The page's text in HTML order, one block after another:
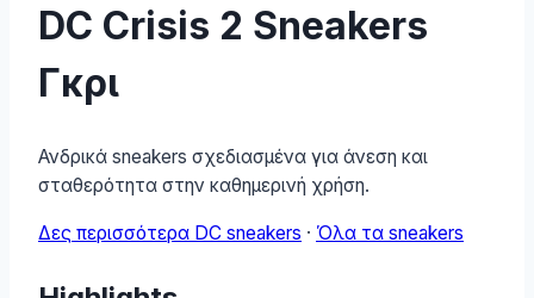
DC Crisis 2 Sneakers
Γκρι
Ανδρικά sneakers σχεδιασμένα για άνεση και
σταθερότητα στην καθημερινή χρήση.
Δες περισσότερα DC sneakers · Όλα τα sneakers